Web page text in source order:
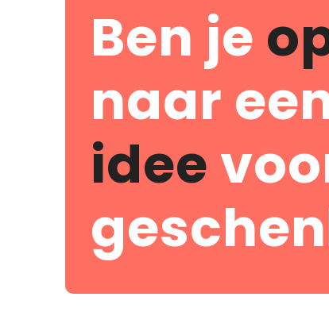
Ben je
naar
idee